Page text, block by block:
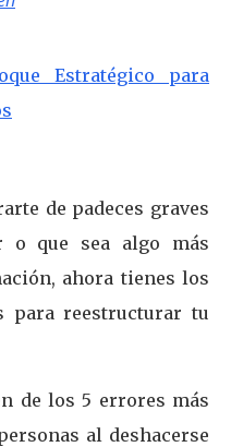
Estratégico para
de padeces graves
o que sea algo más
ahora tienes los
para reestructurar tu
de los 5 errores más
al deshacerse